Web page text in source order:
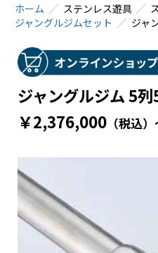
ホーム ステンレス遊具
ジャングルジムセット
ジャ
ジャングルジム 5
￥2,376,000 （税込）